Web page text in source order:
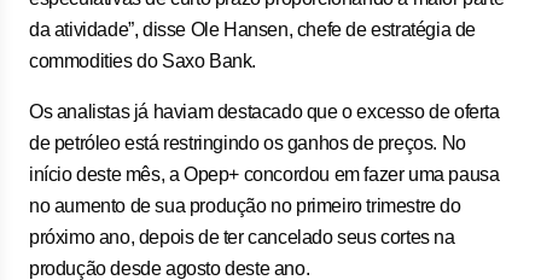
da atividade”, disse Ole Hansen, chefe de estratégia de
commodities do Saxo Bank.
Os analistas já haviam destacado que o excesso de oferta
de petróleo está restringindo os ganhos de preços. No
início deste mês, a Opep+ concordou em fazer uma pausa
no aumento de sua produção no primeiro trimestre do
próximo ano, depois de ter cancelado seus cortes na
produção desde agosto deste ano.